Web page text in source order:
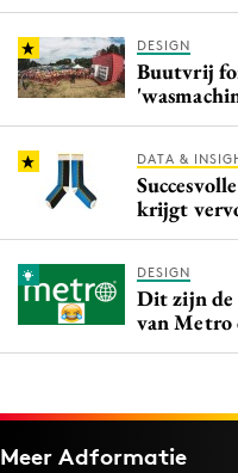
DESIGN
Buutvrij
DATA &
krijgt
DESIGN
Dit zijn de
van Metro
Meer Adformatie